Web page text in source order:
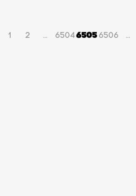
1 2 ... 6504 65056506 ...